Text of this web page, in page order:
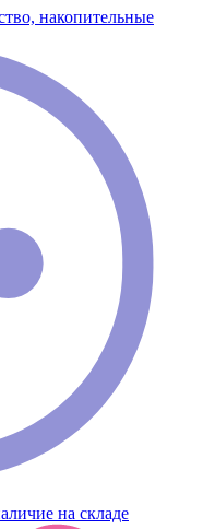
накопительные
на складе